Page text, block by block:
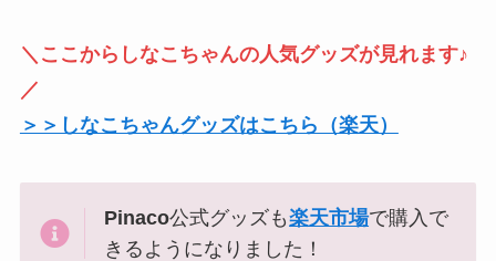
＼ここからしなこちゃんの人気グッズが見れます♪
／
＞＞しなこちゃんグッズはこちら（楽天）
Pinaco公式グッズも楽天市場で購入で
きるようになりました！